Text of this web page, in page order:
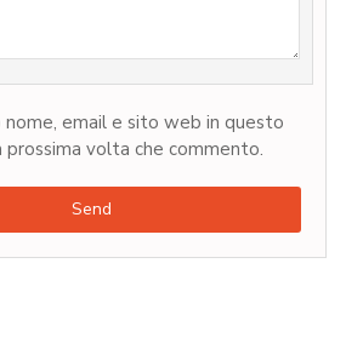
nome, email e sito web in questo
volta che commento.
Send